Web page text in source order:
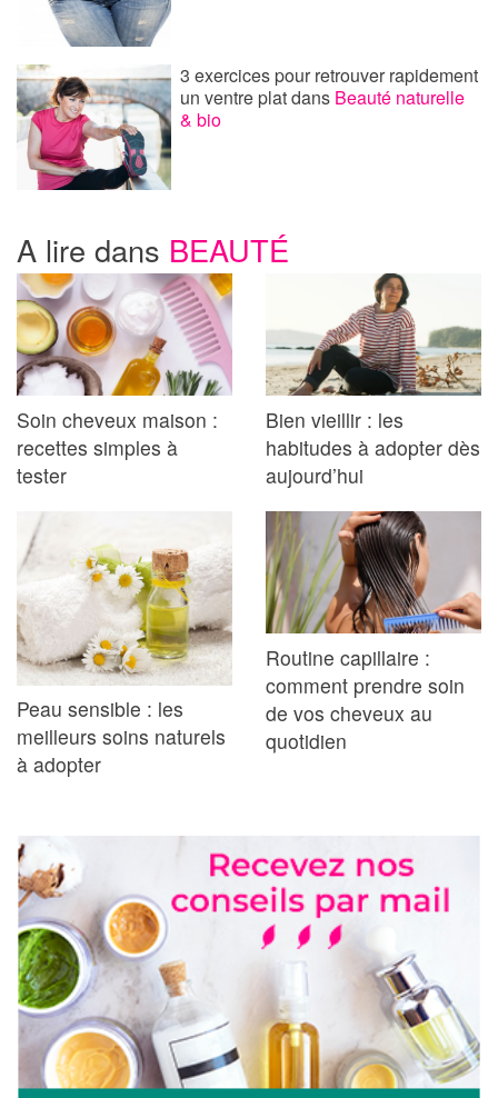
3 exercices pour retrouver rapidement
un ventre platdans Beauté naturelle
& bio
A lire dans BEAUTÉ
Soin cheveux maison :
recettes simples à
tester
Bien vieillir : les
habitudes à adopter dès
aujourd’hui
Peau sensible : les
meilleurs soins naturels
à adopter
Routine capillaire :
comment prendre soin
de vos cheveux au
quotidien